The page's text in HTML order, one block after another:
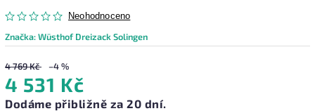
Neohodnoceno
Značka:Wüsthof Dreizack Solingen
4 769 Kč –4 %
4 531 Kč
Dodáme přibližně za 20 dní.